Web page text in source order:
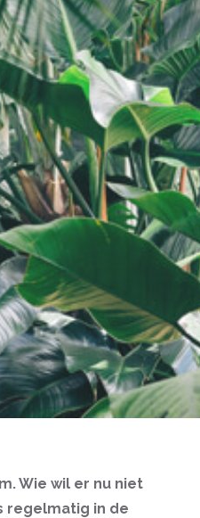
Wie wil er nu niet
regelmatig in de